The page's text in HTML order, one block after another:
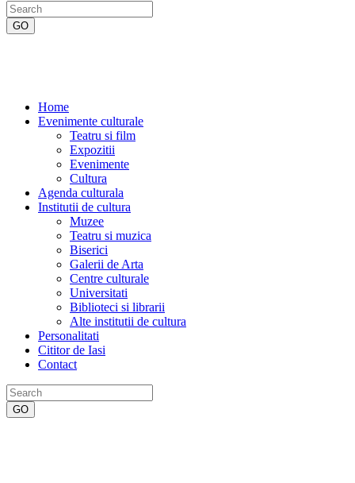
Home
Evenimente culturale
Teatru si film
Expozitii
Evenimente
Cultura
Agenda culturala
Institutii de cultura
Muzee
Teatru si muzica
Biserici
Galerii de Arta
Centre culturale
Universitati
Biblioteci si librarii
Alte institutii de cultura
Personalitati
Cititor de Iasi
Contact